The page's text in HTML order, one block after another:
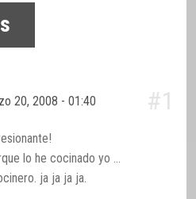
20, 2008 - 01:40 #1
lo he cocinado yo …
ja ja ja ja.